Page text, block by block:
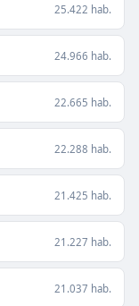
25.422 hab.
24.966 hab.
22.665 hab.
22.288 hab.
21.425 hab.
21.227 hab.
21.037 hab.